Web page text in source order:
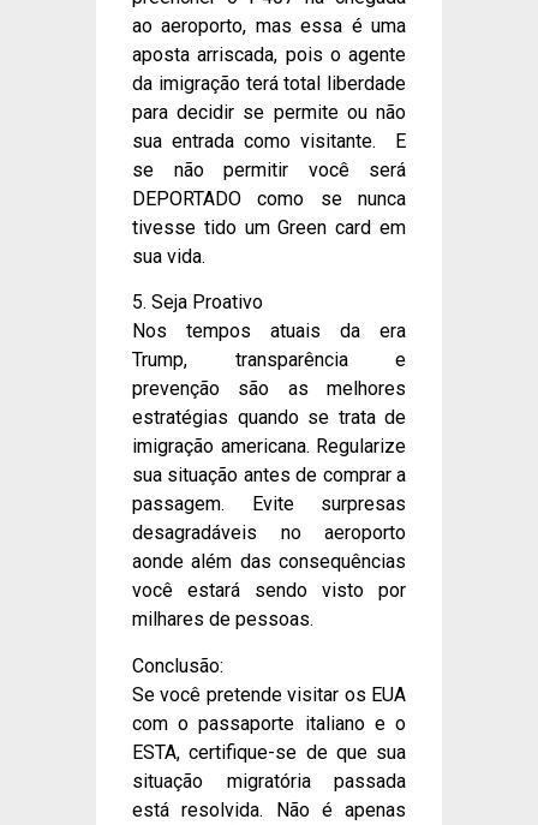
ao aeroporto, mas essa é uma
aposta arriscada, pois o agente
da imigração terá total liberdade
para decidir se permite ou não
sua entrada como visitante. E
se não permitir você será
DEPORTADO como se nunca
tivesse tido um Green card em
sua vida.
5. Seja Proativo
Nos tempos atuais da era
Trump, transparência e
prevenção são as melhores
estratégias quando se trata de
imigração americana. Regularize
sua situação antes de comprar a
passagem. Evite surpresas
desagradáveis no aeroporto
aonde além das consequências
você estará sendo visto por
milhares de pessoas.
Conclusão:
Se você pretende visitar os EUA
com o passaporte italiano e o
ESTA, certifique-se de que sua
situação migratória passada
está resolvida. Não é apenas